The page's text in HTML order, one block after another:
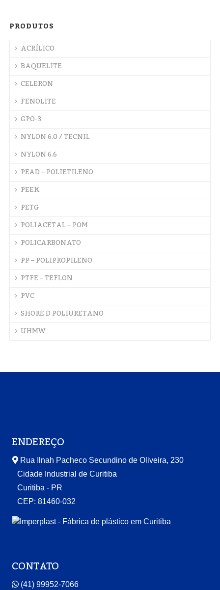
PRODUTOS
ACRÍLICO
BAQUELITE
CELERON
FENOLITE
GPO-3
NYLON 6.0 / TECNIL
NYLON 6.6
PEAD – POLIETILENO
PEEK
PETG
POLIACETAL – POM
POLICARBONATO
PP – POLIPROPILENO
PTFE – TEFLON
PVC
SHORE D POLIURETANO
UHMW
ENDEREÇO
Rua Ilnah Pacheco Secundino de Oliveira, 230
Cidade Industrial de Curitiba
Curitiba - PR
CEP: 81460-032
CONTATO
(41) 99952-7066